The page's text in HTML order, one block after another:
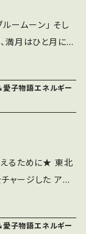
剣にして、一歩
立、物理的利益/
ィング/地に足を
聖母マリア】 マ
ストの母ですが、
きました。マリ
の子供の母とも
ャーム付き ・ブレ
約1週間ほどお時
めておつくりしま
。
が当てられ、首
を守ります。石は
・メノウが使用
★.。.:*．゜★.。.:
ルは、あなたの願
くれるオイルで
体的な部分に、優
ポートし、 豊かな
たの願いが叶う
ームーン」 そし
はしあわせにな
ム
。 特別な
セットをお申込み
をセットにして
ーオイルを調合し
子物語エネルギー
るために★ 東北
ャージした アン
子物語エネルギー